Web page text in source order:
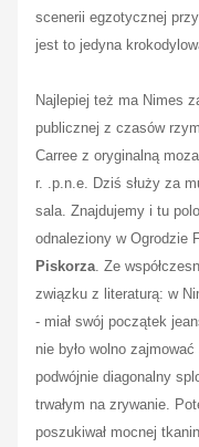
scenerii egzotycznej
jest to jedyna
Najlepiej też ma Nimes
publicznej z czasów
Carree z oryginalną
r. .p.n.e. Dziś służy za
sala. Znajdujemy i tu
odnaleziony w Ogrodzie
Piskorza. Ze
związku z literaturą: w
- miał swój początek
nie było wolno
podwójnie diagonalny
trwałym na zrywanie.
poszukiwał mocnej